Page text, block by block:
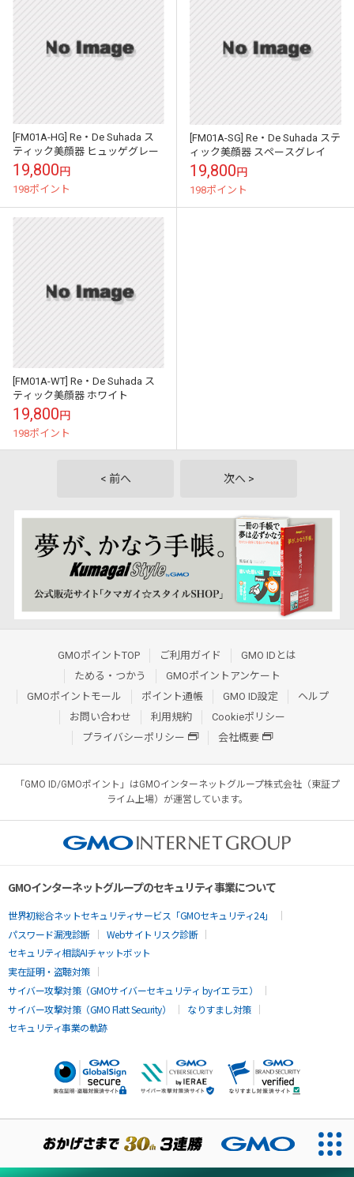
[FM01A-HG] Re・De Suhada ス
ティック美顔器 ヒュッゲグレー
19,800円
198ポイント
[FM01A-SG] Re・De Suhada ステ
ィック美顔器 スペースグレイ
19,800円
198ポイント
[FM01A-WT] Re・De Suhada ス
ティック美顔器 ホワイト
19,800円
198ポイント
< 前へ 次へ >
GMOポイントTOP ご利用ガイド
GMO IDとは
ためる・つかう
GMOポイントアンケート
GMOポイントモール
ポイント通帳 GMO ID設定
ヘルプ
お問い合わせ
利用規約
Cookieポリシー
プライバシーポリシー
会社概要
「GMO ID/GMOポイント」はGMOインターネットグループ株式会社（東証プ
ライム上場）が運営しています。
GMOインターネットグループのセキュリティ事業について
世界初総合ネットセキュリティサービス「GMOセキュリティ24」
パスワード漏洩診断
Webサイトリスク診断
セキュリティ相談AIチャットボット
実在証明・盗聴対策
サイバー攻撃対策（GMOサイバーセキュリティ byイエラエ）
サイバー攻撃対策（GMO Flatt Security）
なりすまし対策
セキュリティ事業の軌跡